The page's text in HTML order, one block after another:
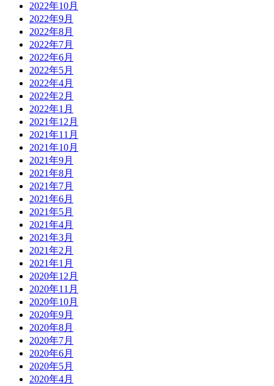
2022年10月
2022年9月
2022年8月
2022年7月
2022年6月
2022年5月
2022年4月
2022年2月
2022年1月
2021年12月
2021年11月
2021年10月
2021年9月
2021年8月
2021年7月
2021年6月
2021年5月
2021年4月
2021年3月
2021年2月
2021年1月
2020年12月
2020年11月
2020年10月
2020年9月
2020年8月
2020年7月
2020年6月
2020年5月
2020年4月